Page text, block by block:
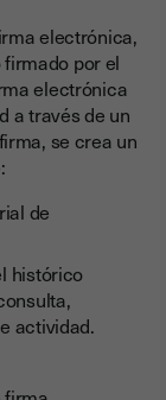
electrónica,
por el
electrónica
a través de un
se crea un
de
histórico
actividad.